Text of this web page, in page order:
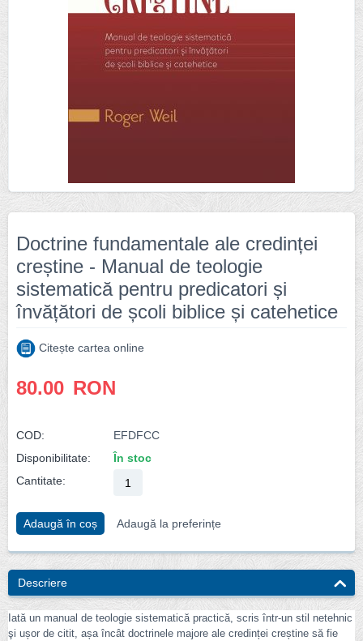
Doctrine fundamentale ale credinței
creștine - Manual de teologie
sistematică pentru predicatori și
învățători de școli biblice și catehetice
Citește cartea online
80.00 RON
COD:
EFDFCC
Disponibilitate:
În stoc
Cantitate:
Adaugă în coș Adaugă la preferințe
Descriere
Iată un manual de teologie sistematică practică, scris într-un stil netehnic
şi ușor de citit, așa încât doctrinele majore ale credinței creștine să fie